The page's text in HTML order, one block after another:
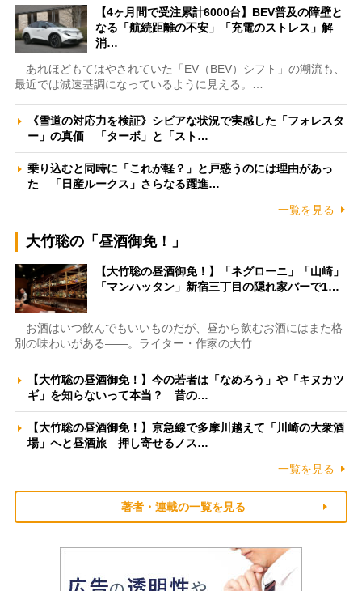
【4ヶ月間で受注累計6000台】BEV普及の障壁と
なる「航続距離の不安」「充電のストレス」解
消…
あれほどもてはやされていた「EV（BEV）シフト」の潮流も、
最近では減速基調になっているように見える。…
《雪道の対応力を検証》シビアな状況で実感した「フォレスタ
ー」の真価 「ターボ」と「スト…
乗り込むと同時に「これが軽？」と戸惑うのには理由があっ
た 「日産ルークス」さらなる躍進…
一覧を見る
大竹聡の「昼酒御免！」
【大竹聡の昼酒御免！】「ネグローニ」「山崎」
「マンハッタン」新宿三丁目の隠れ家バーで1…
お酒はいつ飲んでもいいものだが、昼から飲むお酒にはまた格
別の味わいがある――。ライター・作家の大竹…
【大竹聡の昼酒御免！】今の若者は「なめろう」や「キヌカツ
ギ」を知らないって本当？ 昔の…
【大竹聡の昼酒御免！】京急線で多摩川越えて「川崎の大衆酒
場」へと昼酒旅 押し寄せるノス…
一覧を見る
著者・連載の一覧を見る